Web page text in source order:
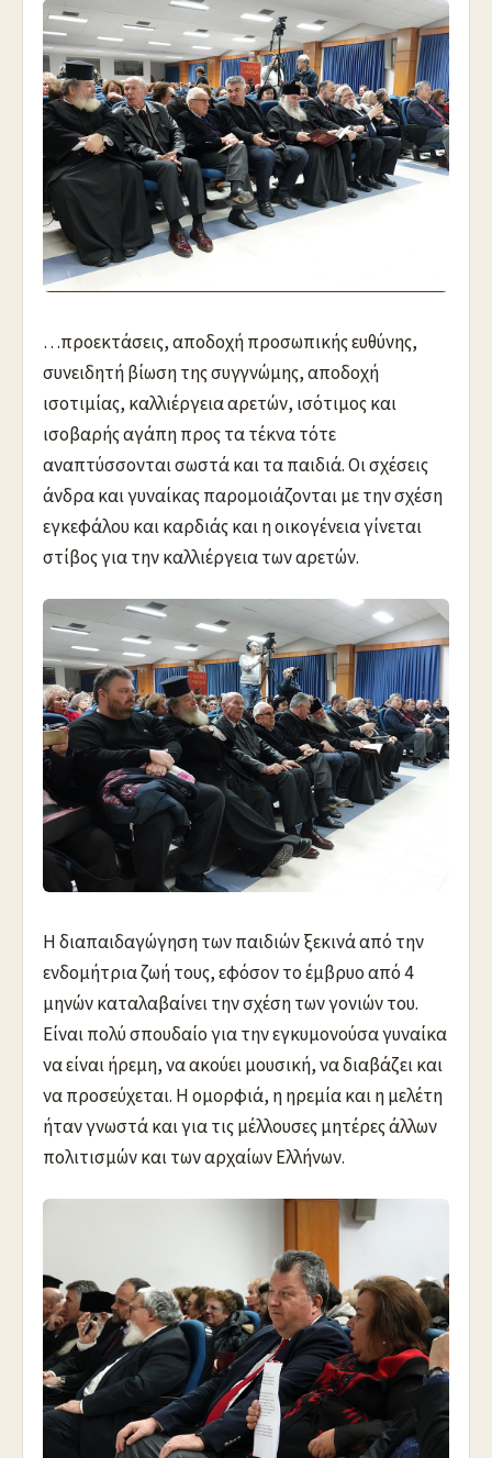
…προεκτάσεις, αποδοχή προσωπικής ευθύνης,
συνειδητή βίωση της συγγνώμης, αποδοχή
ισοτιμίας, καλλιέργεια αρετών, ισότιμος και
ισοβαρής αγάπη προς τα τέκνα τότε
αναπτύσσονται σωστά και τα παιδιά. Οι σχέσεις
άνδρα και γυναίκας παρομοιάζονται με την σχέση
εγκεφάλου και καρδιάς και η οικογένεια γίνεται
στίβος για την καλλιέργεια των αρετών.
Η διαπαιδαγώγηση των παιδιών ξεκινά από την
ενδομήτρια ζωή τους, εφόσον το έμβρυο από 4
μηνών καταλαβαίνει την σχέση των γονιών του.
Είναι πολύ σπουδαίο για την εγκυμονούσα γυναίκα
να είναι ήρεμη, να ακούει μουσική, να διαβάζει και
να προσεύχεται. Η ομορφιά, η ηρεμία και η μελέτη
ήταν γνωστά και για τις μέλλουσες μητέρες άλλων
πολιτισμών και των αρχαίων Ελλήνων.